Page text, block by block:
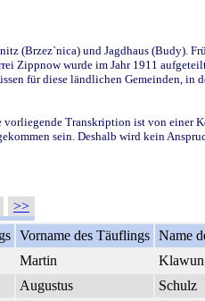
und Jagdhaus (Budy).
Zippnow wurde im Jahr 1911
für diese ländlichen Gemeinden, in
Transkription ist von einer
sein. Deshalb wird kein
>>
Vorname des Täuflings Name
Martin Klawun
Augustus Schulz